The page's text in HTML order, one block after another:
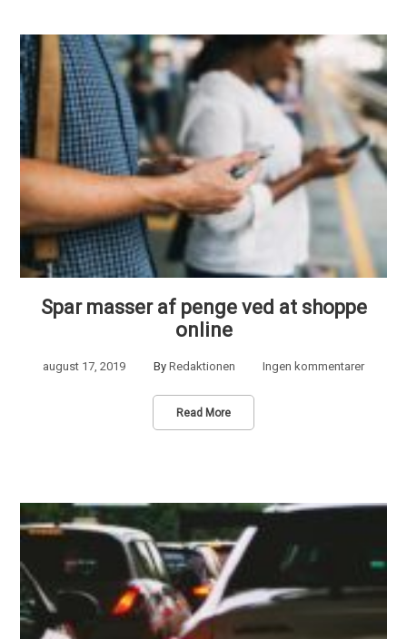
Spar masser af penge ved at shoppe
online
august 17, 2019 By Redaktionen Ingen kommentarer
Read More